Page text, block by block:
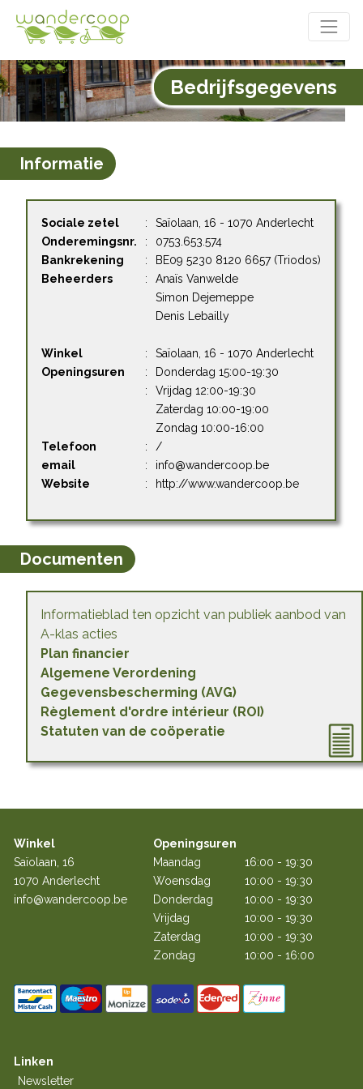
Bedrijfsgegevens
Informatie
Sociale zetel :
Saïolaan, 16 - 1070 Anderlecht
Onderemingsnr.
:
0753.653.574
Bankrekening
:
BE09 5230 8120 6657 (Triodos)
Beheerders
:
Anaïs Vanwelde
Simon Dejemeppe
Denis Lebailly
Winkel :
Saïolaan, 16 - 1070 Anderlecht
Openingsuren
:
Donderdag 15:00-19:30
:
Vrijdag 12:00-19:30
Zaterdag 10:00-19:00
Zondag 10:00-16:00
Telefoon
:
/
email
:
info@wandercoop.be
Website
: http://www.wandercoop.be
Documenten
Informatieblad ten opzicht van publiek aanbod van
A-klas acties
Plan financier
Algemene Verordening
Gegevensbescherming (AVG)
Règlement d'ordre intérieur (ROI)
Statuten van de coöperatie
Winkel
Openingsuren
Saïolaan, 16
Maandag
16:00 - 19:30
1070 Anderlecht
Woensdag
10:00 - 19:30
info@wandercoop.be
Donderdag
10:00 - 19:30
Vrijdag
10:00 - 19:30
Zaterdag
10:00 - 19:30
Zondag
10:00 - 16:00
Linken
Newsletter